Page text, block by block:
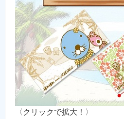
〈クリックで拡大！〉